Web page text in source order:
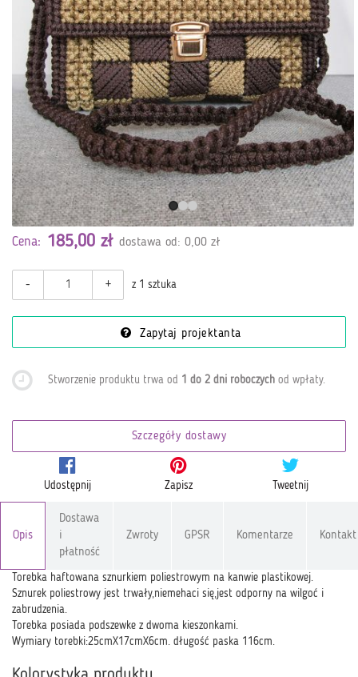
Cena: 185,00 zł dostawa od: 0,00 zł
- + z 1 sztuka
Zapytaj projektanta
Stworzenie produktu trwa od 1 do 2 dni roboczych od wpłaty.
Szczegóły dostawy
Udostępnij Zapisz Tweetnij
Opis
Dostawa
i
płatność
Zwroty GPSR Komentarze Kontakt
Torebka haftowana sznurkiem poliestrowym na kanwie plastikowej.
Sznurek poliestrowy jest trwały,niemehaci się,jest odporny na wilgoć i
zabrudzenia.
Torebka posiada podszewke z dwoma kieszonkami.
Wymiary torebki:25cmX17cmX6cm. długość paska 116cm.